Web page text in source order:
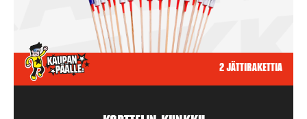
2 jättirakettia